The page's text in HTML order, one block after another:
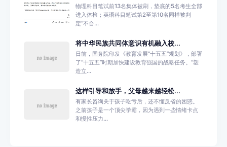
物理科目笔试前13名集体被刷，垫底的5名考生全部
进入体检；英语科目笔试第2至第10名同样被判
定“不合...
将中华民族共同体意识有机融入校...
日前，国务院印发《教育发展“十五五”规划》，部署
了“十五五”时期加快建设教育强国的战略任务。“塑
造立...
这样引导和放手，父母越来越轻松...
有家长咨询关于孩子吃亏后，还不懂反省的困惑。
之前孩子是一个顶尖学霸，因为遇到一些情绪卡点
和慢性压力...